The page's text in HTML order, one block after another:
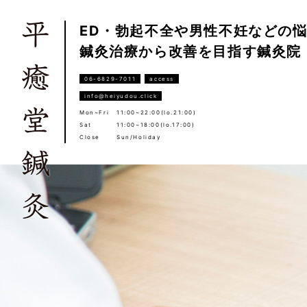
ED・勃起不全や男性不妊などの
鍼灸治療から改善を目指す鍼灸院
06-6829-7011 access
info@heiyudou.click
Mon~Fri
11:00~22:00(lo.21:00)
Sat
11:00~18:00(lo.17:00)
Close
Sun/Holiday